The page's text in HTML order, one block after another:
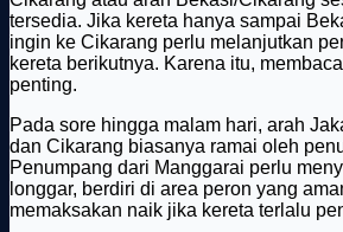
tersedia. Jika kereta hanya sampai
ingin ke Cikarang perlu melanjutkan
kereta berikutnya. Karena itu,
penting.
Pada sore hingga malam hari, arah
dan Cikarang biasanya ramai oleh
Penumpang dari Manggarai perlu
longgar, berdiri di area peron yang
memaksakan naik jika kereta terlalu